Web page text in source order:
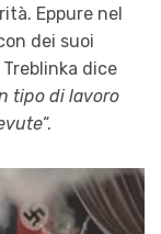
Eppure nel
dei suoi
dice
tipo di lavoro
“.